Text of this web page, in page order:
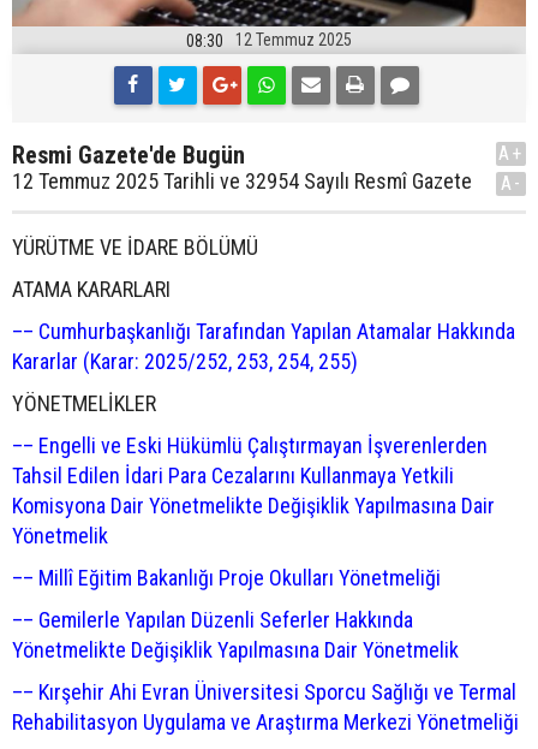
08:30 12 Temmuz 2025
Resmi Gazete'de Bugün
12 Temmuz 2025 Tarihli ve 32954 Sayılı Resmî Gazete
A+
A-
YÜRÜTME VE İDARE BÖLÜMÜ
ATAMA KARARLARI
–– Cumhurbaşkanlığı Tarafından Yapılan Atamalar Hakkında
Kararlar (Karar: 2025/252, 253, 254, 255)
YÖNETMELİKLER
–– Engelli ve Eski Hükümlü Çalıştırmayan İşverenlerden
Tahsil Edilen İdari Para Cezalarını Kullanmaya Yetkili
Komisyona Dair Yönetmelikte Değişiklik Yapılmasına Dair
Yönetmelik
–– Millî Eğitim Bakanlığı Proje Okulları Yönetmeliği
–– Gemilerle Yapılan Düzenli Seferler Hakkında
Yönetmelikte Değişiklik Yapılmasına Dair Yönetmelik
–– Kırşehir Ahi Evran Üniversitesi Sporcu Sağlığı ve Termal
Rehabilitasyon Uygulama ve Araştırma Merkezi Yönetmeliği